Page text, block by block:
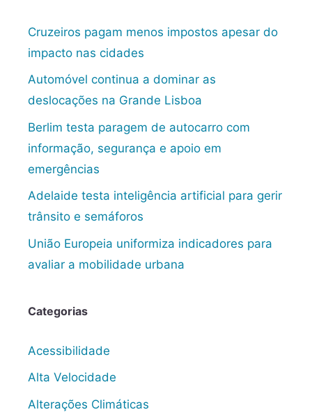
Cruzeiros pagam menos impostos apesar do
impacto nas cidades
Automóvel continua a dominar as
deslocações na Grande Lisboa
Berlim testa paragem de autocarro com
informação, segurança e apoio em
emergências
Adelaide testa inteligência artificial para gerir
trânsito e semáforos
União Europeia uniformiza indicadores para
avaliar a mobilidade urbana
Categorias
Acessibilidade
Alta Velocidade
Alterações Climáticas